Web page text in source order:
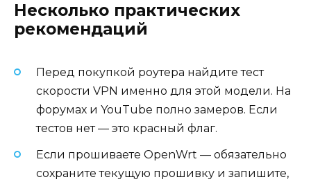
Несколько практических
рекомендаций
Перед покупкой роутера найдите тест
скорости VPN именно для этой модели. На
форумах и YouTube полно замеров. Если
тестов нет — это красный флаг.
Если прошиваете OpenWrt — обязательно
сохраните текущую прошивку и запишите,